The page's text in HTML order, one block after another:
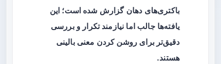
باکتری‌های دهان گزارش شده است؛ این
یافته‌ها جالب اما نیازمند تکرار و بررسی
دقیق‌تر برای روشن کردن معنی بالینی
هستند.